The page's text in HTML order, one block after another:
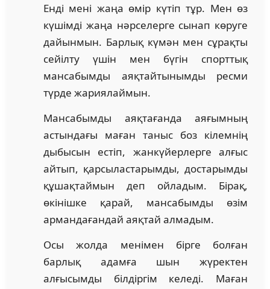
Енді мені жаңа өмір күтіп тұр. Мен өз
күшімді жаңа нәрселерге сынап көруге
дайынмын. Барлық күмән мен сұрақты
сейілту үшін мен бүгін спорттық
мансабымды аяқтайтынымды ресми
түрде жариялаймын.
Мансабымды аяқтағанда аяғымның
астындағы маған таныс боз кілемнің
дыбысын естіп, жанкүйерлерге алғыс
айтып, қарсыластарымды, достарымды
құшақтаймын деп ойладым. Бірақ,
өкінішке қарай, мансабымды өзім
армандағандай аяқтай алмадым.
Осы жолда менімен бірге болған
барлық адамға шын жүректен
алғысымды білдіргім келеді. Маған